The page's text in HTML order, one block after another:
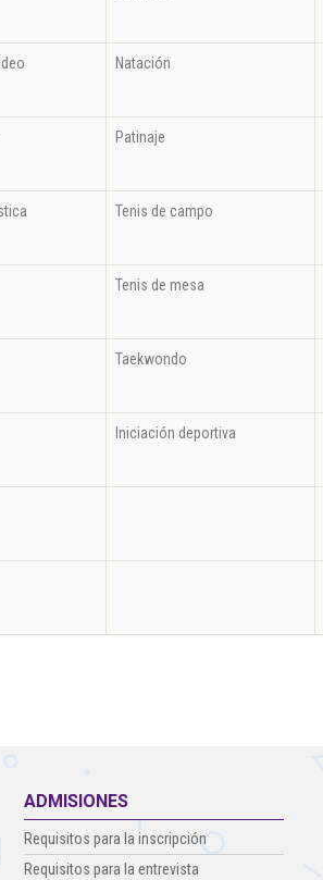
Natación
Patinaje
Tenis de campo
Tenis de mesa
Taekwondo
Iniciación deportiva
ADMISIONES
Requisitos para la inscripción
Requisitos para la entrevista